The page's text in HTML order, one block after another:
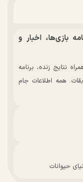
| نتایج، برنامه بازی‌ها، اخبار و
کامل جام جهانی 2026 به همراه نتایج زنده، برنامه
همه اطلاعات جام
حیوانات